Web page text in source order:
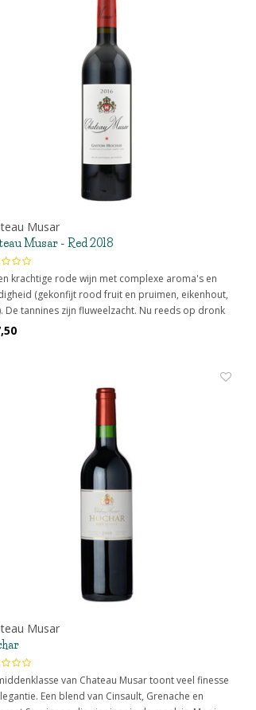
Musar
Musar - Red 2018
krachtige rode wijn met complexe aroma's en
(gekonfijt rood fruit en pruimen, eikenhout,
De tannines zijn fluweelzacht. Nu reeds op dronk
de flessen nog 3 jaar in de kelder rijpen
Musar
van Chateau Musar toont veel finesse
Een blend van Cinsault, Grenache en